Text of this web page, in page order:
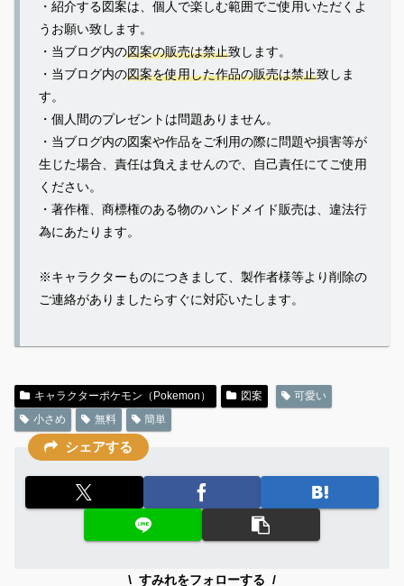
・紹介する図案は、個人で楽しむ範囲でご使用いただくよ
うお願い致します。
・当ブログ内の図案の販売は禁止致します。
・当ブログ内の図案を使用した作品の販売は禁止致しま
す。
・個人間のプレゼントは問題ありません。
・当ブログ内の図案や作品をご利用の際に問題や損害等が
生じた場合、責任は負えませんので、自己責任にてご使用
ください。
・著作権、商標権のある物のハンドメイド販売は、違法行
為にあたります。
※キャラクターものにつきまして、製作者様等より削除の
ご連絡がありましたらすぐに対応いたします。
キャラクターポケモン（Pokemon） 図案
可愛い
小さめ
無料 簡単
シェアする
すみれをフォローする